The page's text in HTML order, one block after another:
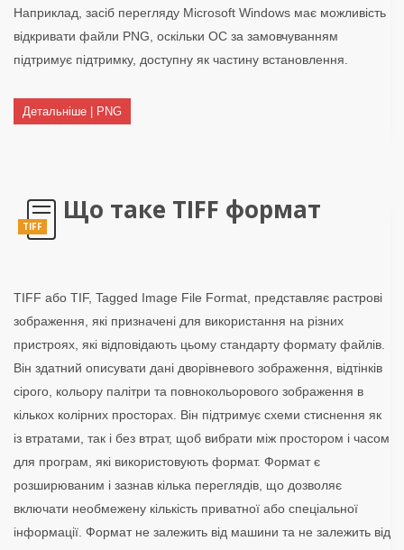
Наприклад, засіб перегляду Microsoft Windows має можливість
відкривати файли PNG, оскільки ОС за замовчуванням
підтримує підтримку, доступну як частину встановлення.
Детальніше | PNG
TIFF
Що таке TIFF формат
TIFF або TIF, Tagged Image File Format, представляє растрові
зображення, які призначені для використання на різних
пристроях, які відповідають цьому стандарту формату файлів.
Він здатний описувати дані дворівневого зображення, відтінків
сірого, кольору палітри та повнокольорового зображення в
кількох колірних просторах. Він підтримує схеми стиснення як
із втратами, так і без втрат, щоб вибрати між простором і часом
для програм, які використовують формат. Формат є
розширюваним і зазнав кілька переглядів, що дозволяє
включати необмежену кількість приватної або спеціальної
інформації. Формат не залежить від машини та не залежить від